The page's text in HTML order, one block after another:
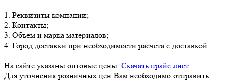
1. Реквизиты компании;
2. Контакты;
3. Объем и марка материалов;
4. Город доставки при необходимости расчета с доставкой.
На сайте указаны оптовые цены. Скачать прайс лист.
Для уточнения розничных цен Вам необходимо отправить